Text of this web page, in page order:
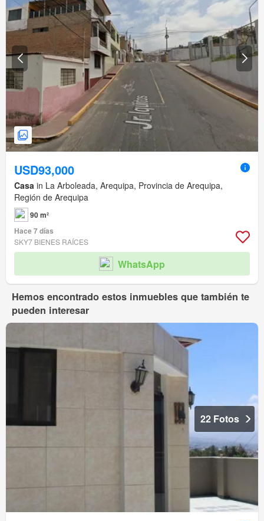
USD93,000
Casa in La Arboleada, Arequipa, Provincia de Arequipa,
Región de Arequipa
90 m²
Hace 7 días
SKY7 BIENES RAÍCES
WhatsApp
Hemos encontrado estos inmuebles que también te
pueden interesar
22 Fotos